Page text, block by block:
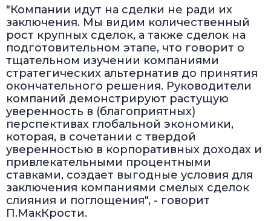
"Компании идут на сделки не ради их
заключения. Мы видим количественный
рост крупных сделок, а также сделок на
подготовительном этапе, что говорит о
тщательном изучении компаниями
стратегических альтернатив до принятия
окончательного решения. Руководители
компаний демонстрируют растущую
уверенность в (благоприятных)
перспективах глобальной экономики,
которая, в сочетании с твердой
уверенностью в корпоративных доходах и
привлекательными процентными
ставками, создает выгодные условия для
заключения компаниями смелых сделок
слияния и поглощения", - говорит
П.МакКрости.